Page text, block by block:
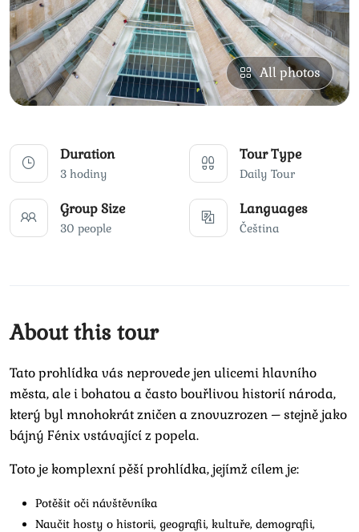
All photos
Duration
3 hodiny
Tour Type
Daily Tour
Group Size
30 people
Languages
Čeština
About this tour
Tato prohlídka vás neprovede jen ulicemi hlavního
města, ale i bohatou a často bouřlivou historií národa,
který byl mnohokrát zničen a znovuzrozen – stejně jako
bájný Fénix vstávající z popela.
Toto je komplexní pěší prohlídka, jejímž cílem je:
Potěšit oči návštěvníka
Naučit hosty o historii, geografii, kultuře, demografii,